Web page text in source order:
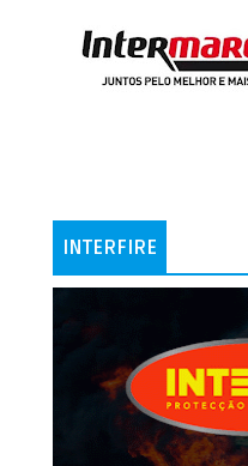
INTERFIRE